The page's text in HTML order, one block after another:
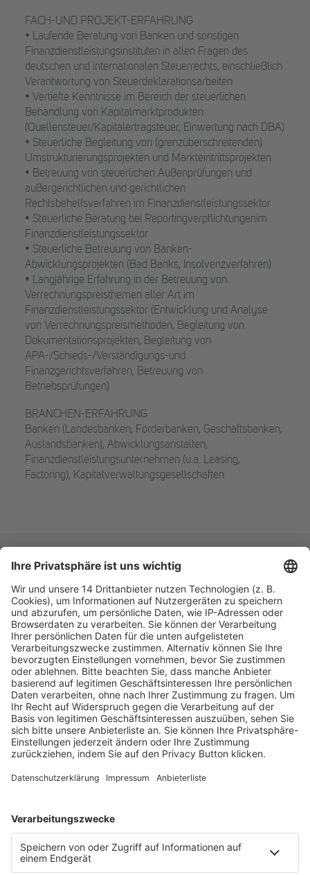
FACH-UND PROJEKT-ERFAHRUNG
• Laufende Beratung von Banken und sonstigen
Finanzdienstleistungsinstituten in allen Fragen des
deutschen und internationalen Steuerrechts, einschließlich
Verantwortung von Steuerdeklarationsarbeiten
• Vertiefte Kenntnisse im Bereich der steuerlichen
Behandlung von Kapitalmarktprodukten
(Quellensteuer/Kapitalertragsteuer, Einwertung nach DBA)
• Steuerliche Begleitung von (grenzüberschreitenden)
Umstrukturierungsprojekten und Markteintrittsprojekten
• Betreuung von steuerlichen Außenprüfungen und
außergerichtlichen und gerichtlichen
Rechtsbehelfsverfahren im Finanzdienstleistungssektor
• Steuerliche Beratung bei Reportingverpflichtungenim
Finanzdienstleistungssektor
• Steuerliche Betreuung von Banken-
Abwicklungsprojekten (Bad Banks, Insolvenzverfahren)
• Langjährige Erfahrung in der Betreuung von
Verrechnungspreisthemen aller Art im
Finanzdienstleistungssektor (Entwicklung und Analyse
von Verrechnungspreismethoden, Begleitung von
Dokumentationsprojekten, Begleitung von
APA-/Schieds-/Verständigungs-und
Finanzgerichtsverfahren, Betreuung von
Betriebsprüfungen)
BRANCHEN-ERFAHRUNG
Banken (Landesbanken, Förderbanken, Geschäftsbanken,
Auslandsbanken), Abwicklungsanstalten,
Finanzdienstleistungsunternehmen (u.a. Leasing,
Factoring), Kapitalverwaltungsgesellschaften
Fachmedien Recht und Wirtschaft
Ein Fachbereich der
dfv Mediengruppe
Mainzer Landstr. 251
60326 Frankfurt am Main
E-Mail:info@ruw.de
Web:https://www.ruw.de
AGB
Datenschutzerklärung
Genderhinweis